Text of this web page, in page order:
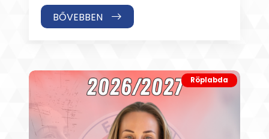
tavalyi szezon rajtját, a v
BŐVEBBEN
Röplabda